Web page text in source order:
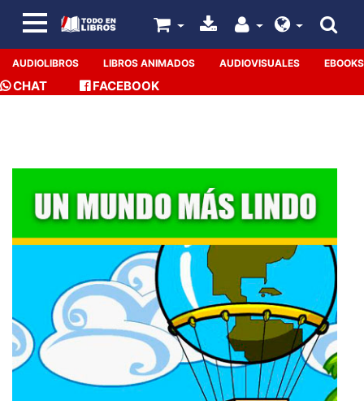
AUDIOLIBROS LIBROS ANIMADOS AUDIOVISUALES EBOOKS
CHAT FACEBOOK